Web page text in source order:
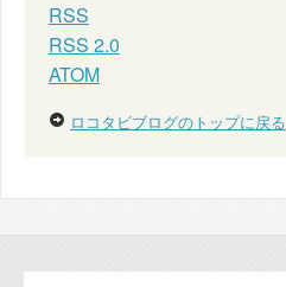
RSS
RSS 2.0
ATOM
ロコタビブログのトップに戻る